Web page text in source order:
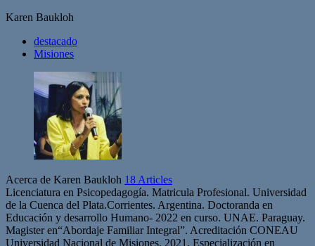
Karen Baukloh
destacado
Misiones
Acerca de Karen Baukloh 18 Articles
Licenciatura en Psicopedagogía. Matricula Profesional. Universidad
de la Cuenca del Plata.Corrientes. Argentina. Doctoranda en
Educación y desarrollo Humano- 2022 en curso. UNAE. Paraguay.
Magister en“Abordaje Familiar Integral”. Acreditación CONEAU
Universidad Nacional de Misiones. 2021. Especialización en